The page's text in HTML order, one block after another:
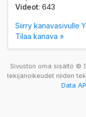
Videot: 643
Siirry kanavasivulle
Tilaa kanava »
Sivuston oma sisältö ©
tekijänoikeudet niiden
Data